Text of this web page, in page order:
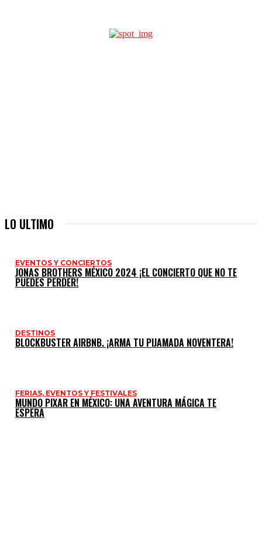
LO ULTIMO
EVENTOS Y CONCIERTOS
JONAS BROTHERS MÉXICO 2024 ¡EL CONCIERTO QUE NO TE
PUEDES PERDER!
DESTINOS
BLOCKBUSTER AIRBNB. ¡ARMA TU PIJAMADA NOVENTERA!
FERIAS, EVENTOS Y FESTIVALES
MUNDO PIXAR EN MÉXICO: UNA AVENTURA MÁGICA TE
ESPERA